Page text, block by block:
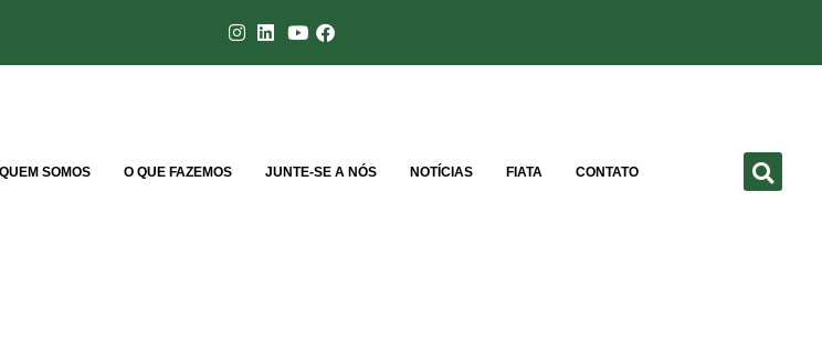
QUEM SOMOS O QUE FAZEMOS JUNTE-SE A NÓS NOTÍCIAS FIATA CONTATO